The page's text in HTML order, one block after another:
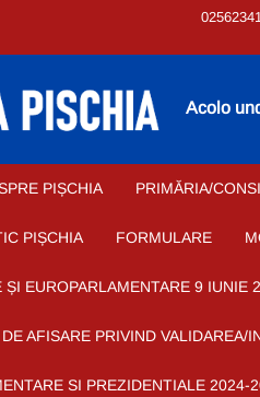
Acolo
PIȘCHIA PRIMĂRIA/
PIȘCHIA FORMULARE
ȘI EUROPARLAMENTARE 9 IUNIE
AFISARE PRIVIND
SI PREZIDENTIALE 2024-